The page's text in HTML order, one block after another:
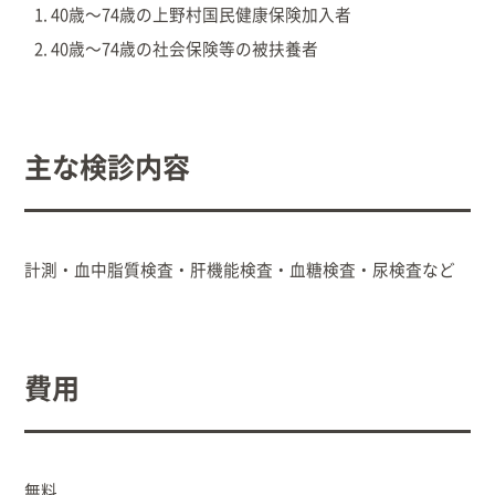
出産/子育て
防災情報
40歳～74歳の上野村国民健康保険加入者
40歳～74歳の社会保険等の被扶養者
主な検診内容
計測・血中脂質検査・肝機能検査・血糖検査・尿検査など
費用
無料